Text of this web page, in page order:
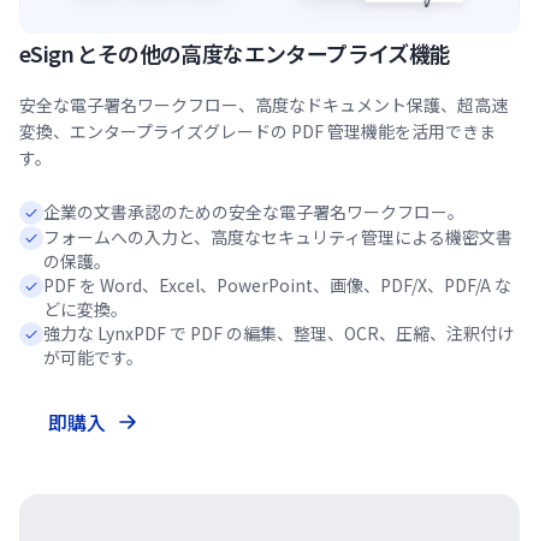
eSign とその他の高度なエンタープライズ機能
安全な電子署名ワークフロー、高度なドキュメント保護、超高速
変換、エンタープライズグレードの PDF 管理機能を活用できま
す。
企業の文書承認のための安全な電子署名ワークフロー。
フォームへの入力と、高度なセキュリティ管理による機密文書
の保護。
PDF を Word、Excel、PowerPoint、画像、PDF/X、PDF/A な
どに変換。
強力な LynxPDF で PDF の編集、整理、OCR、圧縮、注釈付け
が可能です。
即購入